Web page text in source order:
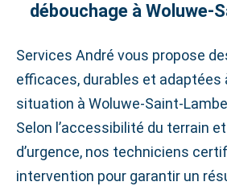
débouchage à
Services André vous propose
efficaces, durables et adaptées
situation à
Selon l’accessibilité du terrain
d’urgence, nos techniciens
intervention pour garantir un